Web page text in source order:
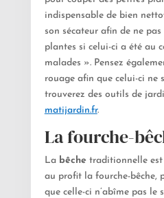
indispensable de bien
son sécateur afin de ne
plantes si celui-ci a été au
malades ». Pensez
rouage afin que celui-ci ne
trouverez des outils de
matijardin.fr.
La fourche-
La bêche traditionnelle est
au profit la fourche-bêche,
que celle-ci n’abîme pas le